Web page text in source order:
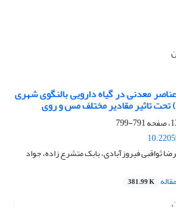
معدنی در گیاه دارویی بالنگوی شهری
791-799
ثواقبی فیروزآبادی، بابک متشرع زاده، جواد
381.99 K